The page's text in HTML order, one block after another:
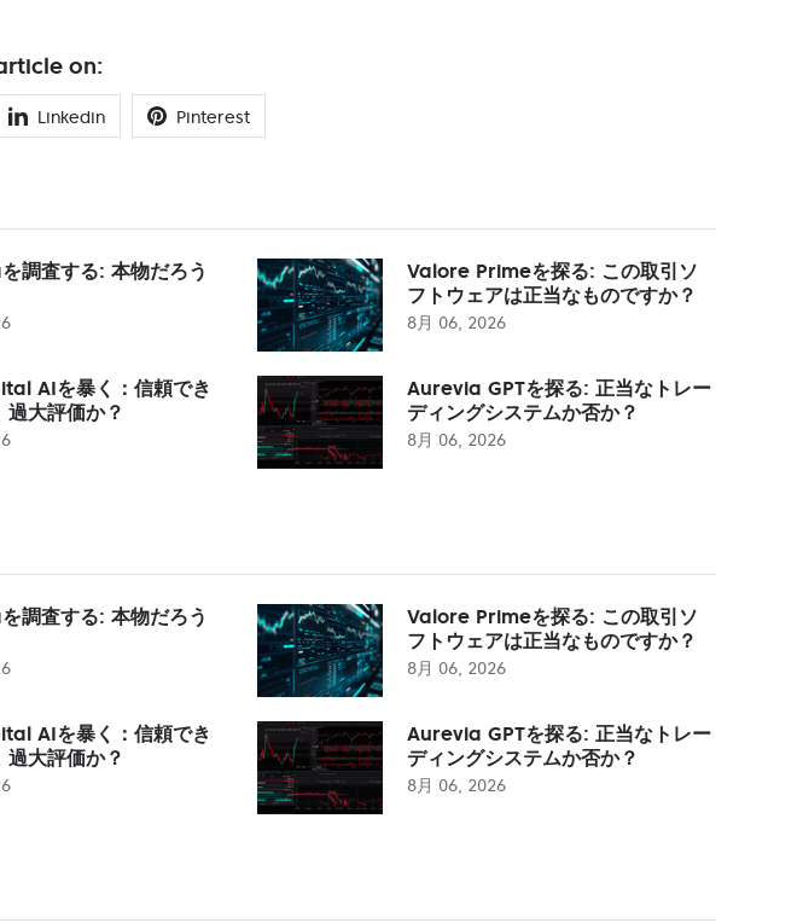
on:
Linkedin Pinterest
調査する: 本物だろう
Valore Primeを探る: この取引ソ
フトウェアは正当なものですか？
8月 06, 2026
AIを暴く：信頼でき
過大評価か？
Aurevia GPTを探る: 正当なトレー
ディングシステムか否か？
8月 06, 2026
調査する: 本物だろう
Valore Primeを探る: この取引ソ
フトウェアは正当なものですか？
8月 06, 2026
AIを暴く：信頼でき
過大評価か？
Aurevia GPTを探る: 正当なトレー
ディングシステムか否か？
8月 06, 2026